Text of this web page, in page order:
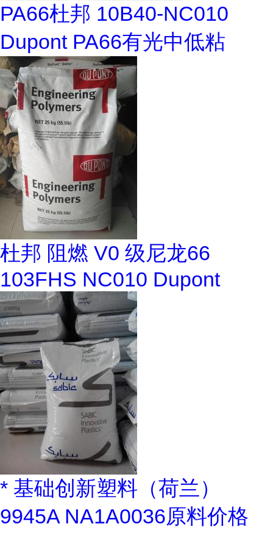
PA66杜邦 10B40-NC010
Dupont PA66有光中低粘
杜邦 阻燃 V0 级尼龙66
103FHS NC010 Dupont
* 基础创新塑料（荷兰）
9945A NA1A0036原料价格